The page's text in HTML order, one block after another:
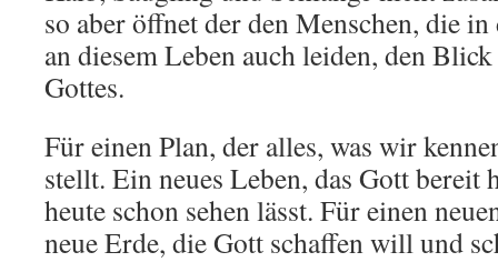
so aber öffnet der den Menschen, die
an diesem Leben auch leiden, den
Gottes.
Für einen Plan, der alles, was wir
stellt. Ein neues Leben, das Gott bereit
heute schon sehen lässt. Für einen
neue Erde, die Gott schaffen will und